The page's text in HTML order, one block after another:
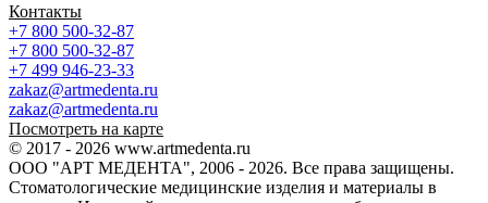
Контакты
+7 800 500-32-87
+7 800 500-32-87
+7 499 946-23-33
zakaz@artmedenta.ru
zakaz@artmedenta.ru
Посмотреть на карте
© 2017 - 2026 www.artmedenta.ru
ООО "АРТ МЕДЕНТА", 2006 - 2026. Все права защищены.
Стоматологические медицинские изделия и материалы в